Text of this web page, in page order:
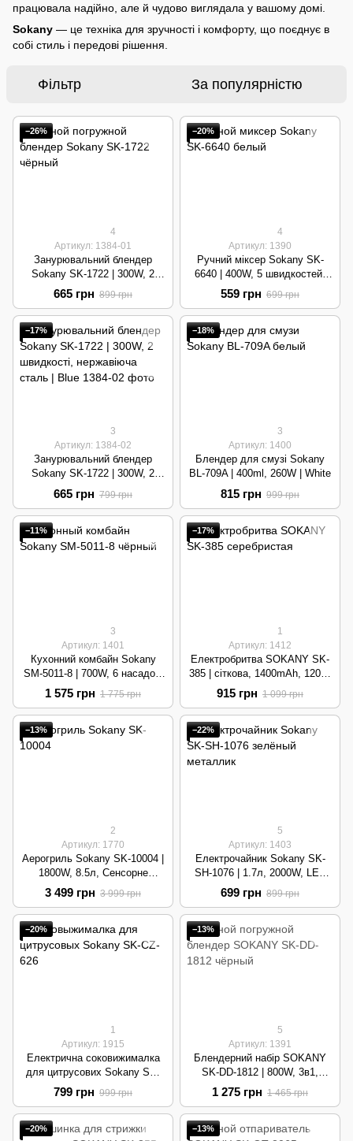
працювала надійно, але й чудово виглядала у вашому домі.
Sokany — це техніка для зручності і комфорту, що поєднує в
собі стиль і передові рішення.
Фільтр За популярністю
−26%
4
Артикул: 1384-01
Занурювальний блендер
Sokany SK-1722 | 300W, 2
швидкості, нержавіюча сталь |
Black
665 грн 899 грн
−20%
4
Артикул: 1390
Ручний міксер Sokany SK-
6640 | 400W, 5 швидкостей,
Turbo режим | White
559 грн 699 грн
−17%
3
Артикул: 1384-02
Занурювальний блендер
Sokany SK-1722 | 300W, 2
швидкості, нержавіюча сталь |
Blue
665 грн 799 грн
−18%
3
Артикул: 1400
Блендер для смузі Sokany
BL-709A | 400ml, 260W | White
815 грн 999 грн
−11%
3
Артикул: 1401
Кухонний комбайн Sokany
SM-5011-8 | 700W, 6 насадок,
1.5л | Black
1 575 грн 1 775 грн
−17%
1
Артикул: 1412
Електробритва SOKANY SK-
385 | сіткова, 1400mAh, 120хв
915 грн 1 099 грн
−13%
2
Артикул: 1770
Аерогриль Sokany SK-10004 |
1800W, 8.5л, Сенсорне
управління | Black
3 499 грн 3 999 грн
−22%
5
Артикул: 1403
Електрочайник Sokany SK-
SH-1076 | 1.7л, 2000W, LED
підсвічування | Green Metallic
699 грн 899 грн
−20%
1
Артикул: 1915
Електрична соковижималка
для цитрусових Sokany SK-
CZ-626 | 1200 мл, 30W | Black
799 грн 999 грн
−13%
5
Артикул: 1391
Блендерний набір SOKANY
SK-DD-1812 | 800W, 3в1,
500ml | Black
1 275 грн 1 465 грн
−20% −13%